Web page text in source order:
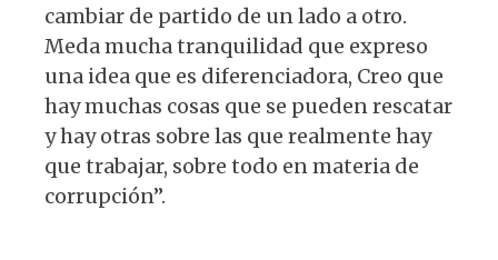
cambiar de partido de un lado a otro.
Meda mucha tranquilidad que expreso
una idea que es diferenciadora, Creo que
hay muchas cosas que se pueden rescatar
y hay otras sobre las que realmente hay
que trabajar, sobre todo en materia de
corrupción”.